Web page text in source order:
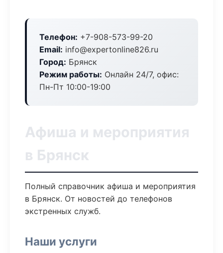
Телефон: +7-908-573-99-20
Email: info@expertonline826.ru
Город: Брянск
Режим работы: Онлайн 24/7, офис:
Пн-Пт 10:00-19:00
Афиша и мероприятия
в Брянск
Полный справочник афиша и мероприятия
в Брянск. От новостей до телефонов
экстренных служб.
Наши услуги